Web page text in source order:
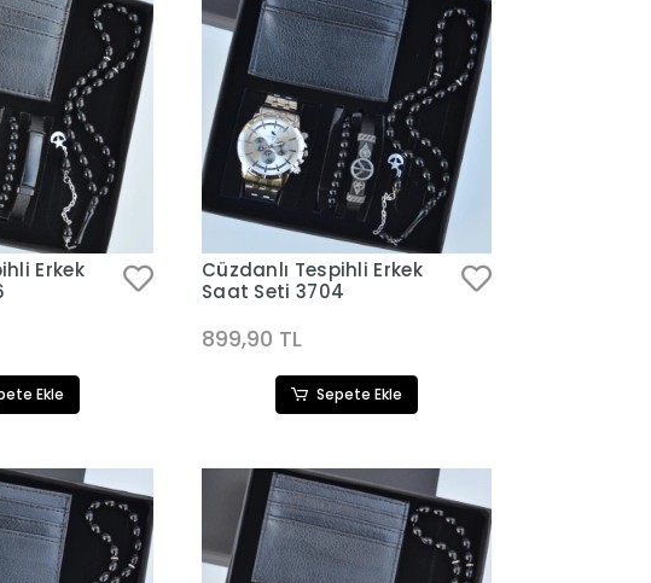
Erkek
Ekle
Cüzdanlı Tespihli Erkek
Saat Seti 3704
899,90 TL
Sepete Ekle